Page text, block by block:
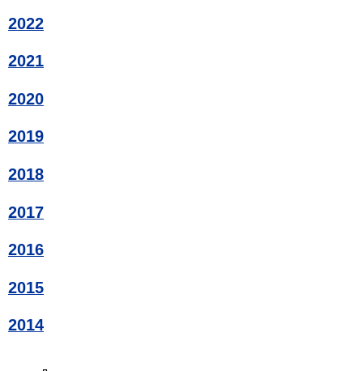
2022
2021
2020
2019
2018
2017
2016
2015
2014